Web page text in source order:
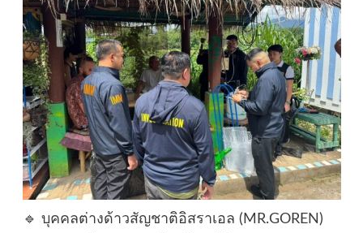
🔹 บุคคลต่างด้าวสัญชาติอิสราเอล (MR.GOREN)